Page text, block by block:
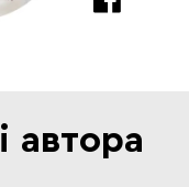
автора